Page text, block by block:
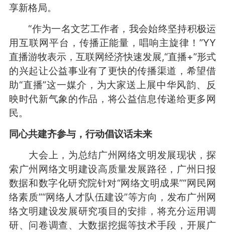
享新格局。
“作为一名文艺工作者，我会始终坚持积极运
用互联网平台，传播正能量，唱响主旋律！”YY
直播游牧表示，互联网经济快速发展,“直播+”形式
的兴起让公益事业有了更快的传播渠道，希望借
助“直播”这一媒介，为大家送上展中华风韵、反
映时代新气象的作品，将公益信息传递给更多网
民。
同心共建齐参与，行动倡议话未来
大会上，为总结广州网络文明发展现状，探
索广州网络文明建设高质量发展路径，广州日报
数据和数字化研究院针对“网络文明成果”“网民网
络素质”“网络人才队伍建设”等方向，发布广州网
络文明建设发展研究项目的安排，将充分运用调
研、问卷调查、大数据挖掘等技术手段，开展广